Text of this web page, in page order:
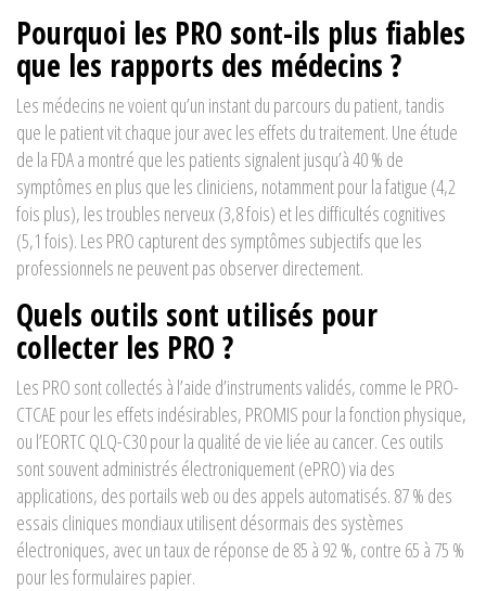
Pourquoi les PRO sont-ils plus fiables
que les rapports des médecins ?
Les médecins ne voient qu’un instant du parcours du patient, tandis
que le patient vit chaque jour avec les effets du traitement. Une étude
de la FDA a montré que les patients signalent jusqu’à 40 % de
symptômes en plus que les cliniciens, notamment pour la fatigue (4,2
fois plus), les troubles nerveux (3,8 fois) et les difficultés cognitives
(5,1 fois). Les PRO capturent des symptômes subjectifs que les
professionnels ne peuvent pas observer directement.
Quels outils sont utilisés pour
collecter les PRO ?
Les PRO sont collectés à l’aide d’instruments validés, comme le PRO-
CTCAE pour les effets indésirables, PROMIS pour la fonction physique,
ou l’EORTC QLQ-C30 pour la qualité de vie liée au cancer. Ces outils
sont souvent administrés électroniquement (ePRO) via des
applications, des portails web ou des appels automatisés. 87 % des
essais cliniques mondiaux utilisent désormais des systèmes
électroniques, avec un taux de réponse de 85 à 92 %, contre 65 à 75 %
pour les formulaires papier.